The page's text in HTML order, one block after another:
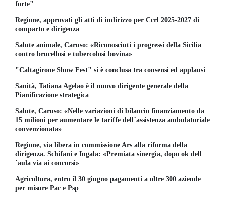
forte"
Regione, approvati gli atti di indirizzo per Ccrl 2025-2027 di
comparto e dirigenza
Salute animale, Caruso: «Riconosciuti i progressi della Sicilia
contro brucellosi e tubercolosi bovina»
"Caltagirone Show Fest" si è conclusa tra consensi ed applausi
Sanità, Tatiana Agelao è il nuovo dirigente generale della
Pianificazione strategica
Salute, Caruso: «Nelle variazioni di bilancio finanziamento da
15 milioni per aumentare le tariffe dell´assistenza ambulatoriale
convenzionata»
Regione, via libera in commissione Ars alla riforma della
dirigenza. Schifani e Ingala: «Premiata sinergia, dopo ok dell
´aula via ai concorsi»
Agricoltura, entro il 30 giugno pagamenti a oltre 300 aziende
per misure Pac e Psp